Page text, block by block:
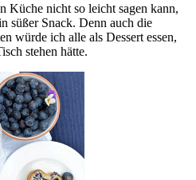
Küche nicht so leicht sagen kann,
süßer Snack. Denn auch die
würde ich alle als Dessert essen,
stehen hätte.